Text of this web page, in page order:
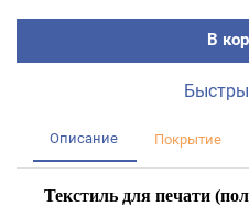
В
Описание Покрытие
Текстиль для печати